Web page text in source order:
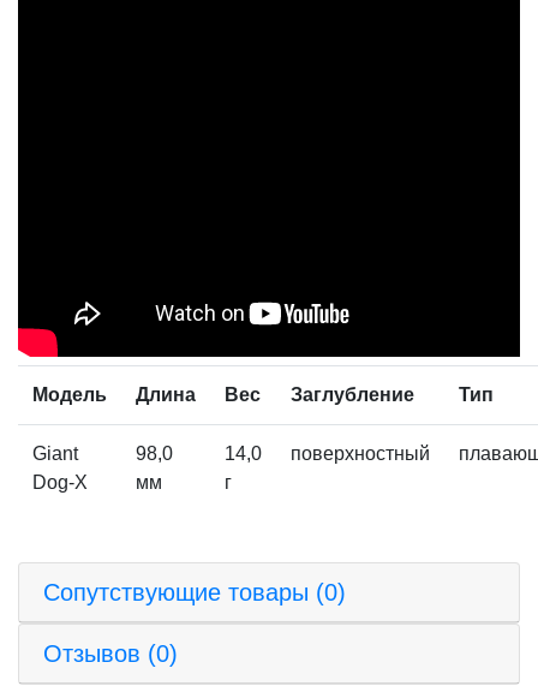
Модель Длина Вес Заглубление Тип
Giant
Dog-X
98,0
мм
14,0
г
поверхностный
Сопутствующие товары (0)
Отзывов (0)